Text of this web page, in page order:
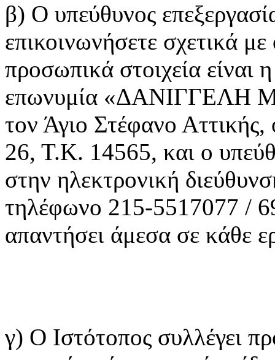
β) Ο υπεύθυνος
επικοινωνήσετε σχετικά
προσωπικά στοιχεία είναι
επωνυμία «ΔΑΝΙΓΓΕΛΗ
τον Άγιο Στέφανο
26, Τ.Κ. 14565, και ο
στην ηλεκτρονική
τηλέφωνο 215-5517077 /
απαντήσει άμεσα σε κάθε
γ) Ο Ιστότοπος συλλέγει